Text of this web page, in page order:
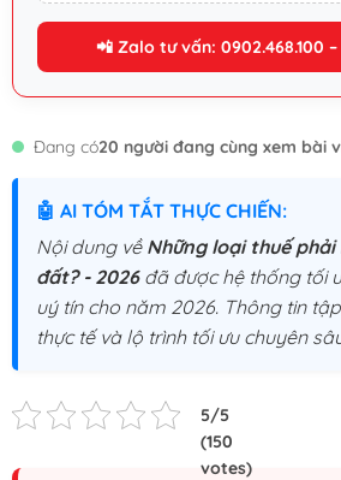
📲 Zalo tư vấn: 0902.468.100
Đang có20 người đang cùng xem bài
🤖 AI TÓM TẮT THỰC CHIẾN:
Nội dung về Những loại thuế
đất? - 2026đã được hệ thống tối
uý tín cho năm 2026. Thông tin
thực tế và lộ trình tối ưu chuyên